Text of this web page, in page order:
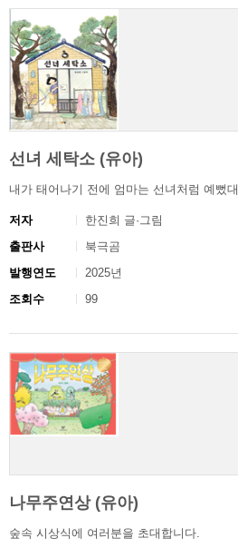
선녀 세탁소 (유아)
내가 태어나기 전에 엄마는 선녀처럼 예뻤대
저자
한진희 글·그림
출판사
북극곰
발행연도
2025년
조회수
99
나무주연상 (유아)
숲속 시상식에 여러분을 초대합니다.